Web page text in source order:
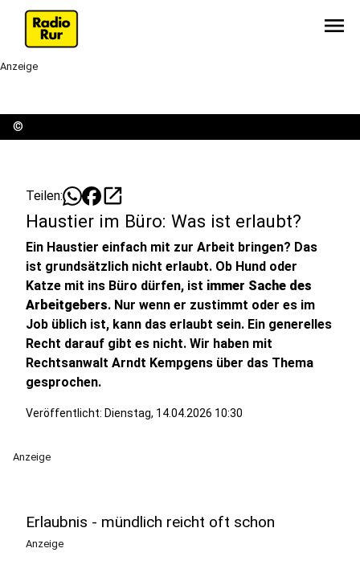
menu
Anzeige
©
Teilen: open_in_new
Haustier im Büro: Was ist erlaubt?
Ein Haustier einfach mit zur Arbeit bringen? Das
ist grundsätzlich nicht erlaubt. Ob Hund oder
Katze mit ins Büro dürfen, ist immer Sache des
Arbeitgebers. Nur wenn er zustimmt oder es im
Job üblich ist, kann das erlaubt sein. Ein generelles
Recht darauf gibt es nicht. Wir haben mit
Rechtsanwalt Arndt Kempgens über das Thema
gesprochen.
Veröffentlicht: Dienstag, 14.04.2026 10:30
Anzeige
Erlaubnis - mündlich reicht oft schon
Anzeige